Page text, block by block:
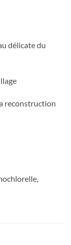
délicate du
reconstruction